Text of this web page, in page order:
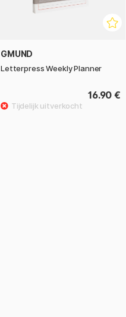
GMUND
Letterpress Weekly Planner
16.90 €